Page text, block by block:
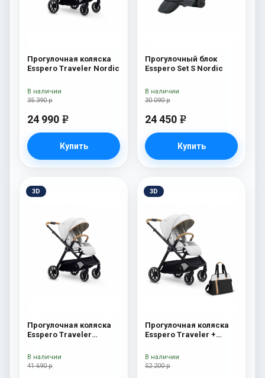
Прогулочная коляска
Esspero Traveler Nordic
35 390 р
24 990 e
Купить
В наличии
Прогулочный блок
Esspero Set S Nordic
30 090 р
24 450 e
Купить
В наличии
3D
Прогулочная коляска
Esspero Traveler
41 690 р
В наличии
3D
Прогулочная коляска
Esspero Traveler +
52 200 р
В наличии